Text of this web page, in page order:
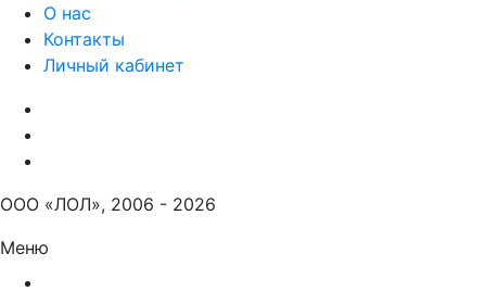
О нас
Контакты
Личный кабинет
ООО «ЛОЛ», 2006 - 2026
Меню